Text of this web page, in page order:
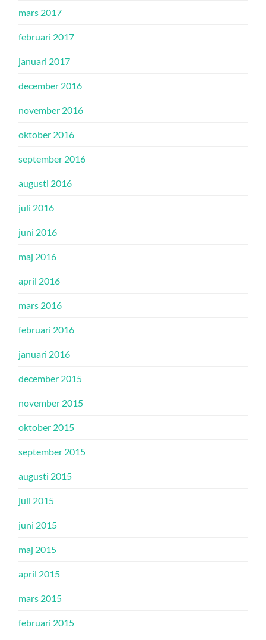
mars 2017
februari 2017
januari 2017
december 2016
november 2016
oktober 2016
september 2016
augusti 2016
juli 2016
juni 2016
maj 2016
april 2016
mars 2016
februari 2016
januari 2016
december 2015
november 2015
oktober 2015
september 2015
augusti 2015
juli 2015
juni 2015
maj 2015
april 2015
mars 2015
februari 2015